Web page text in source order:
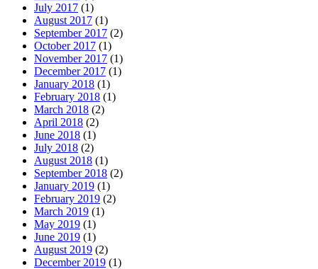
July 2017 (1)
August 2017 (1)
September 2017 (2)
October 2017 (1)
November 2017 (1)
December 2017 (1)
January 2018 (1)
February 2018 (1)
March 2018 (2)
April 2018 (2)
June 2018 (1)
July 2018 (2)
August 2018 (1)
September 2018 (2)
January 2019 (1)
February 2019 (2)
March 2019 (1)
May 2019 (1)
June 2019 (1)
August 2019 (2)
December 2019 (1)